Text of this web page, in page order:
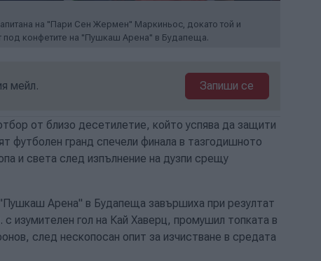
на "Пари Сен Жермен" Маркиньос, докато той и
под конфетите на "Пушкаш Арена" в Будапеща.
мейл. Запиши се
от близо десетилетие, който успява да защити
футболен гранд спечели финала в тазгодишното
и света след изпълнение на дузпи срещу
Арена" в Будапеща завършиха при резултат
изумителен гол на Кай Хаверц, промушил топката в
след нескопосан опит за изчистване в средата